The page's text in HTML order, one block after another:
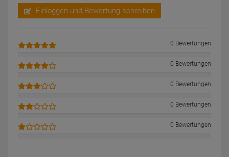
Einloggen und Bewertung schreiben
0 Bewertungen
0 Bewertungen
0 Bewertungen
0 Bewertungen
0 Bewertungen